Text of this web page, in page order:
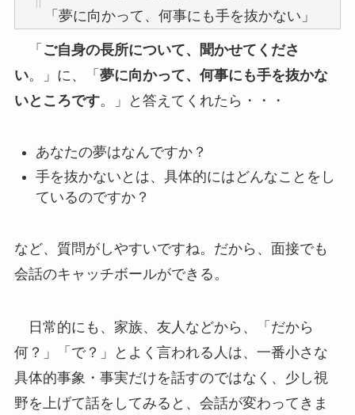
「夢に向かって、何事にも手を抜かない」
「 ご自身の長所について、聞かせてくださ
い。」に、「 夢に向かって、何事にも手を抜かな
いところです。」と答えてくれたら・・・
あなたの夢はなんですか？
手を抜かないとは、具体的にはどんなことをし
ているのですか？
など、質問がしやすいですね。だから、面接でも
会話のキャッチボールができる。
日常的にも、家族、友人などから、「だから
何？」「で？」とよく言われる人は、一番小さな
具体的事象・事実だけを話すのではなく、少し視
野を上げて話をしてみると、会話が変わってきま